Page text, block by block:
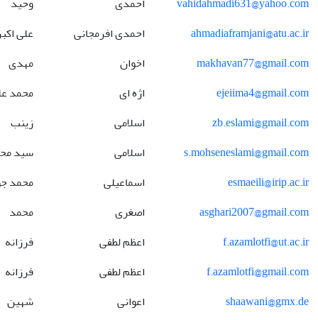
ahmadiaframjani@atu.ac.ir
احمدی افرمجانی
علی
makhavan77@gmail.com
اخوان
مهدی
ejeiima4@gmail.com
اژه ای
محمد
zb.eslami@gmail.com
اسلامی
زینب
s.mohseneslami@gmail.com
اسلامی
سید
esmaeili@irip.ac.ir
اسماعیلی
محمد
asghari2007@gmail.com
اصغری
محمد
f.azamlotfi@ut.ac.ir
اعظم لطفی
فرزانه
f.azamlotfi@gmail.com
اعظم لطفی
فرزانه
shaawani@gmx.de
اعوانی
شهین